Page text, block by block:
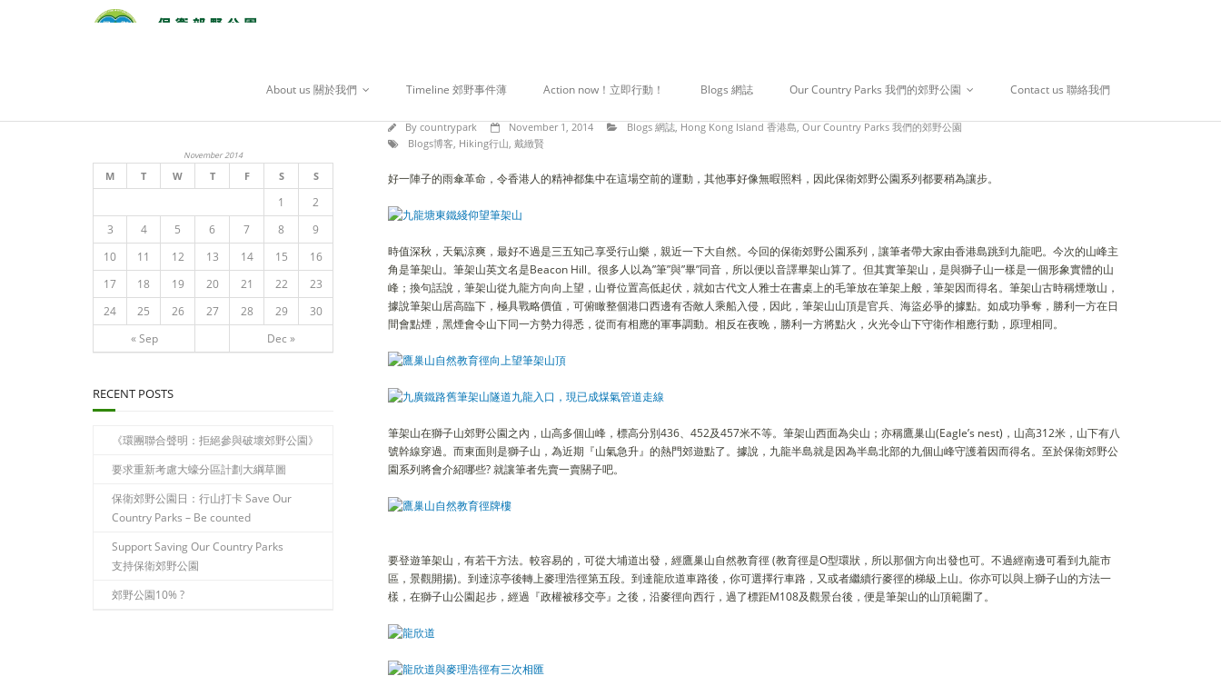
About us 關於我們 Timeline 郊野事件薄 Action now！立即行動！ Blogs 網誌 Our Country Parks 我們的郊野公園 Contact us 聯絡我們
By countrypark November 1, 2014 Blogs 網誌, Hong Kong Island 香港島, Our Country Parks 我們的郊野公園
Blogs博客, Hiking行山, 戴緻賢
好一陣子的雨傘革命，令香港人的精神都集中在這場空前的運動，其他事好像無暇照料，因此保衛郊野公園系列都要稍為讓步。
時值深秋，天氣涼爽，最好不過是三五知己享受行山樂，親近一下大自然。今回的保衛郊野公園系列，讓筆者帶大家由香港島跳到九龍吧。今次的山峰主
角是筆架山。筆架山英文名是Beacon Hill。很多人以為”筆”與”畢”同音，所以便以音譯畢架山算了。但其實筆架山，是與獅子山一樣是一個形象實體的山
峰；換句話說，筆架山從九龍方向向上望，山脊位置高低起伏，就如古代文人雅士在書桌上的毛筆放在筆架上般，筆架因而得名。筆架山古時稱煙墩山，
據說筆架山居高臨下，極具戰略價值，可俯瞰整個港口西邊有否敵人乘船入侵，因此，筆架山山頂是官兵、海盜必爭的據點。如成功爭奪，勝利一方在日
間會點煙，黑煙會令山下同一方勢力得悉，從而有相應的軍事調動。相反在夜晚，勝利一方將點火，火光令山下守衛作相應行動，原理相同。
筆架山在獅子山郊野公園之內，山高多個山峰，標高分別436、452及457米不等。筆架山西面為尖山；亦稱鷹巢山(Eagle’s nest)，山高312米，山下有八
號幹線穿過。而東面則是獅子山，為近期『山氣急升』的熱門郊遊點了。據說，九龍半島就是因為半島北部的九個山峰守護着因而得名。至於保衛郊野公
園系列將會介紹哪些? 就讓筆者先賣一賣關子吧。
要登遊筆架山，有若干方法。較容易的，可從大埔道出發，經鷹巢山自然教育徑 (教育徑是O型環狀，所以那個方向出發也可。不過經南邊可看到九龍市
區，景觀開揚)。到達涼亭後轉上麥理浩徑第五段。到達龍欣道車路後，你可選擇行車路，又或者繼續行麥徑的梯級上山。你亦可以與上獅子山的方法一
樣，在獅子山公園起步，經過『政權被移交亭』之後，沿麥徑向西行，過了標距M108及觀景台後，便是筆架山的山頂範圍了。
November 2014
M T W T F S S
« Sep Dec »
1
2
3
4 5 6 7 8
9
10
11 12 13 14 15
16
17
18 19 20 21 22
23
24
25 26 27 28 29 30
RECENT POSTS
《環團聯合聲明：拒絕參與破壞郊野公園》
要求重新考慮大蠔分區計劃大綱草圖
保衛郊野公園日：行山打卡 Save Our
Country Parks – Be counted
Support Saving Our Country Parks
支持保衛郊野公園
郊野公園10% ?